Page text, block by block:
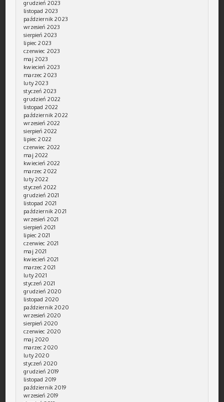
grudzień 2023
listopad 2023
październik 2023
wrzesień 2023
sierpień 2023
lipiec 2023
czerwiec 2023
maj 2023
kwiecień 2023
marzec 2023
luty 2023
styczeń 2023
grudzień 2022
listopad 2022
październik 2022
wrzesień 2022
sierpień 2022
lipiec 2022
czerwiec 2022
maj 2022
kwiecień 2022
marzec 2022
luty 2022
styczeń 2022
grudzień 2021
listopad 2021
październik 2021
wrzesień 2021
sierpień 2021
lipiec 2021
czerwiec 2021
maj 2021
kwiecień 2021
marzec 2021
luty 2021
styczeń 2021
grudzień 2020
listopad 2020
październik 2020
wrzesień 2020
sierpień 2020
czerwiec 2020
maj 2020
marzec 2020
luty 2020
styczeń 2020
grudzień 2019
listopad 2019
październik 2019
wrzesień 2019